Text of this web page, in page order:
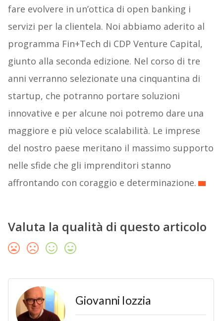
fare evolvere in un’ottica di open banking i
servizi per la clientela. Noi abbiamo aderito al
programma Fin+Tech di CDP Venture Capital,
giunto alla seconda edizione. Nel corso di tre
anni verranno selezionate una cinquantina di
startup, che potranno portare soluzioni
innovative e per alcune noi potremo dare una
maggiore e più veloce scalabilità. Le imprese
del nostro paese meritano il massimo supporto
nelle sfide che gli imprenditori stanno
affrontando con coraggio e determinazione.
Valuta la qualità di questo articolo
Giovanni Iozzia